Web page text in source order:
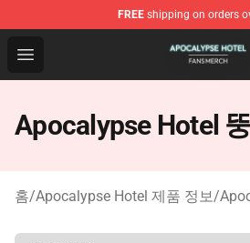
FREE shipping on orders
Open menu
Apocalypse Hotel Shop -
Apocalypse Hotel
홈/Apocalypse Hotel 제품 정보/